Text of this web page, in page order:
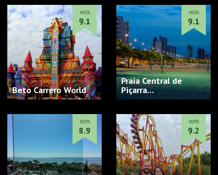
Beto Carrero World
NOTA
9.1
Praia Central de
Piçarra…
NOTA
9.1
NOTA
8.9
NOTA
9.2